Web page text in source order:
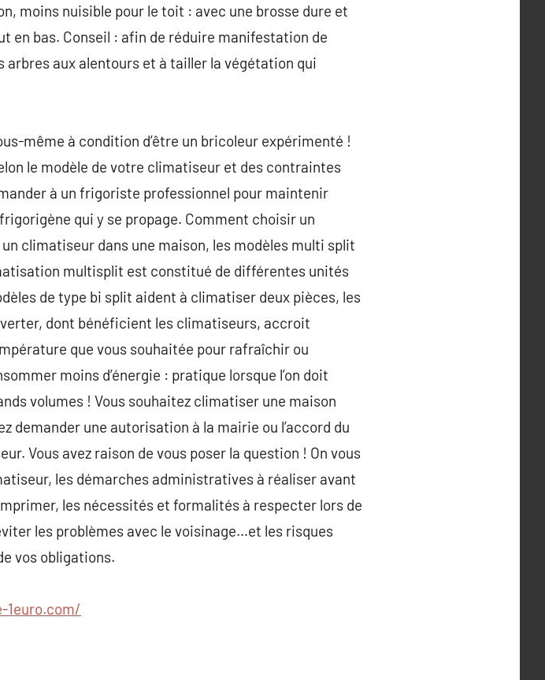
moins nuisible pour le toit : avec une brosse dure et
en bas. Conseil : afin de réduire manifestation de
arbres aux alentours et à tailler la végétation qui
même à condition d’être un bricoleur expérimenté !
le modèle de votre climatiseur et des contraintes
à un frigoriste professionnel pour maintenir
qui y se propage. Comment choisir un
climatiseur dans une maison, les modèles multi split
multisplit est constitué de différentes unités
de type bi split aident à climatiser deux pièces, les
dont bénéficient les climatiseurs, accroit
que vous souhaitée pour rafraîchir ou
moins d’énergie : pratique lorsque l’on doit
volumes ! Vous souhaitez climatiser une maison
demander une autorisation à la mairie ou l’accord du
Vous avez raison de vous poser la question ! On vous
les démarches administratives à réaliser avant
les nécessités et formalités à respecter lors de
les problèmes avec le voisinage…et les risques
vos obligations.
1euro.com/